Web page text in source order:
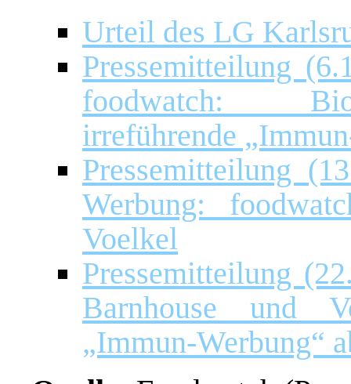
Urteil des LG
Pressemitteilung
foodwatch:
irreführende
Pressemitteilung
Werbung:
Voelkel
Pressemitteilung
Barnhouse und
„Immun-Werbung“